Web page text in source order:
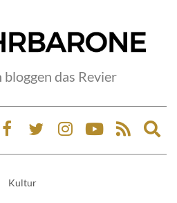
das Revier
Kultur